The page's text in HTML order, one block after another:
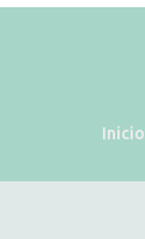
Inicio